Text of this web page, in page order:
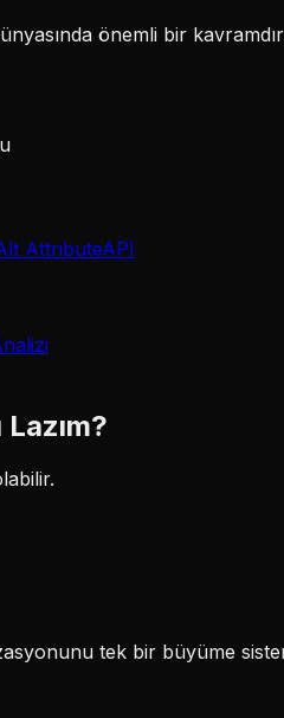
önemli bir
AttributeAPI
Lazım?
tek bir büyüme